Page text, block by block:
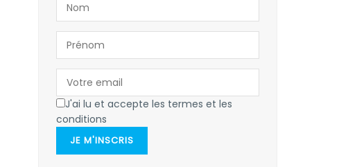
J'ai lu et accepte les termes et les
conditions
JE M'INSCRIS